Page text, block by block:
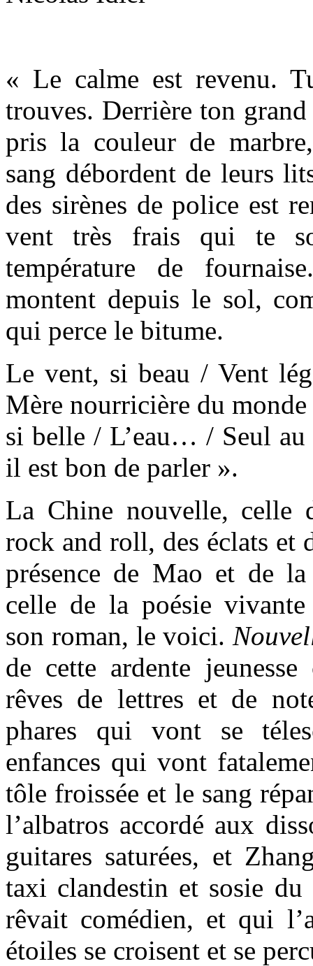
« Le calme est revenu.
trouves. Derrière ton
pris la couleur de
sang débordent de leurs
des sirènes de police est
vent très frais qui te
température de
montent depuis le sol,
qui perce le bitume.
Le vent, si beau / Vent
Mère nourricière du
si belle / L’eau… / Seul
il est bon de parler ».
La Chine nouvelle, celle
rock and roll, des éclats et
présence de Mao et de
celle de la poésie
son roman, le voici.
de cette ardente
rêves de lettres et de
phares qui vont se
enfances qui vont
tôle froissée et le sang
l’albatros accordé aux
guitares saturées, et
taxi clandestin et sosie
rêvait comédien, et qui
étoiles se croisent et se